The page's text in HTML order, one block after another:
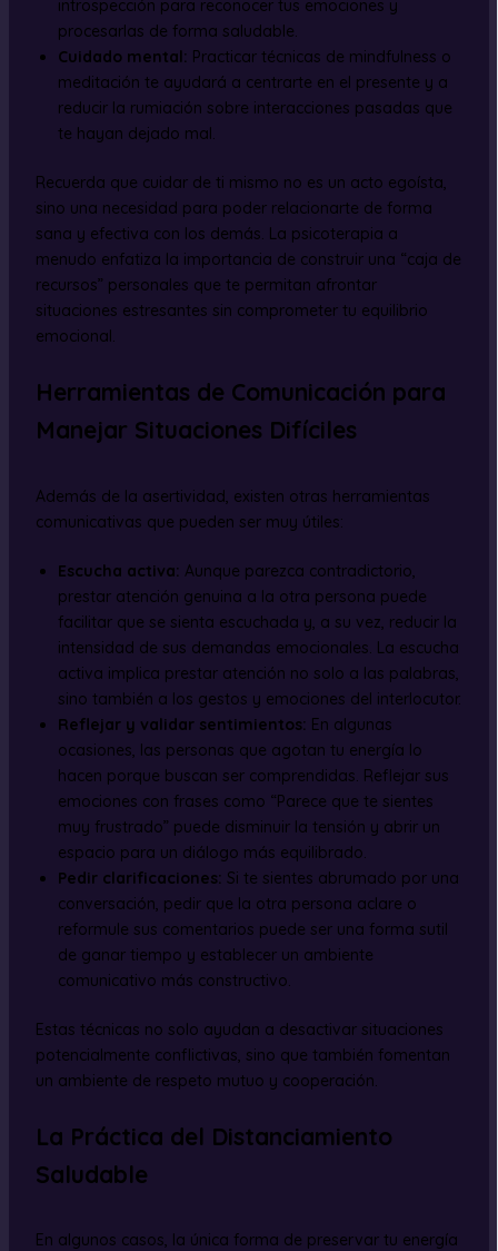
introspección para reconocer tus emociones y
procesarlas de forma saludable.
Cuidado mental: Practicar técnicas de mindfulness o
meditación te ayudará a centrarte en el presente y a
reducir la rumiación sobre interacciones pasadas que
te hayan dejado mal.
Recuerda que cuidar de ti mismo no es un acto egoísta,
sino una necesidad para poder relacionarte de forma
sana y efectiva con los demás. La psicoterapia a
menudo enfatiza la importancia de construir una “caja de
recursos” personales que te permitan afrontar
situaciones estresantes sin comprometer tu equilibrio
emocional.
Herramientas de Comunicación para
Manejar Situaciones Difíciles
Además de la asertividad, existen otras herramientas
comunicativas que pueden ser muy útiles:
Escucha activa: Aunque parezca contradictorio,
prestar atención genuina a la otra persona puede
facilitar que se sienta escuchada y, a su vez, reducir la
intensidad de sus demandas emocionales. La escucha
activa implica prestar atención no solo a las palabras,
sino también a los gestos y emociones del interlocutor.
Reflejar y validar sentimientos: En algunas
ocasiones, las personas que agotan tu energía lo
hacen porque buscan ser comprendidas. Reflejar sus
emociones con frases como “Parece que te sientes
muy frustrado” puede disminuir la tensión y abrir un
espacio para un diálogo más equilibrado.
Pedir clarificaciones: Si te sientes abrumado por una
conversación, pedir que la otra persona aclare o
reformule sus comentarios puede ser una forma sutil
de ganar tiempo y establecer un ambiente
comunicativo más constructivo.
Estas técnicas no solo ayudan a desactivar situaciones
potencialmente conflictivas, sino que también fomentan
un ambiente de respeto mutuo y cooperación.
La Práctica del Distanciamiento
Saludable
En algunos casos, la única forma de preservar tu energía